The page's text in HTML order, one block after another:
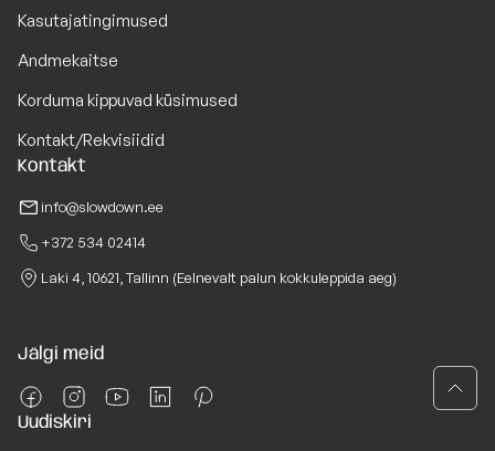
Kasutajatingimused
Andmekaitse
Korduma kippuvad küsimused
Kontakt/Rekvisiidid
Kontakt
info@slowdown.ee
+372 534 02414
Laki 4, 10621, Tallinn (Eelnevalt palun kokkuleppida aeg)
Jälgi meid
Uudiskiri